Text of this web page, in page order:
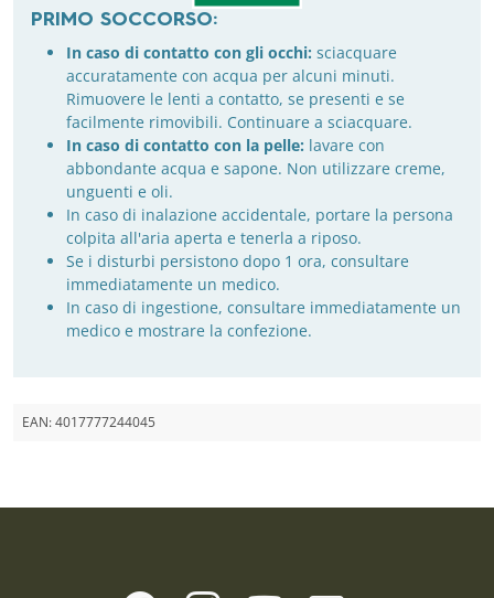
PRIMO SOCCORSO:
In caso di contatto con gli occhi: sciacquare
accuratamente con acqua per alcuni minuti.
Rimuovere le lenti a contatto, se presenti e se
facilmente rimovibili. Continuare a sciacquare.
In caso di contatto con la pelle: lavare con
abbondante acqua e sapone. Non utilizzare creme,
unguenti e oli.
In caso di inalazione accidentale, portare la persona
colpita all'aria aperta e tenerla a riposo.
Se i disturbi persistono dopo 1 ora, consultare
immediatamente un medico.
In caso di ingestione, consultare immediatamente un
medico e mostrare la confezione.
EAN:4017777244045